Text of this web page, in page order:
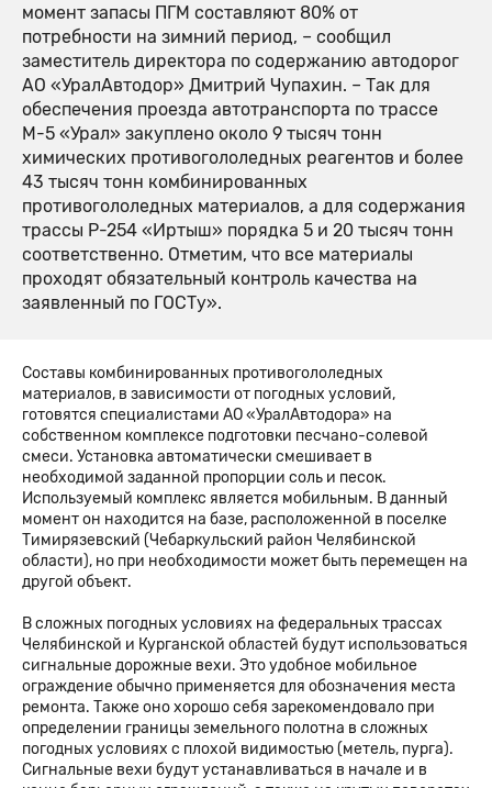
момент запасы ПГМ составляют 80% от
потребности на зимний период, – сообщил
заместитель директора по содержанию автодорог
АО «УралАвтодор» Дмитрий Чупахин. – Так для
обеспечения проезда автотранспорта по трассе
М-5 «Урал» закуплено около 9 тысяч тонн
химических противогололедных реагентов и более
43 тысяч тонн комбинированных
противогололедных материалов, а для содержания
трассы Р-254 «Иртыш» порядка 5 и 20 тысяч тонн
соответственно. Отметим, что все материалы
проходят обязательный контроль качества на
заявленный по ГОСТу».
Составы комбинированных противогололедных
материалов, в зависимости от погодных условий,
готовятся специалистами АО «УралАвтодора» на
собственном комплексе подготовки песчано-солевой
смеси. Установка автоматически смешивает в
необходимой заданной пропорции соль и песок.
Используемый комплекс является мобильным. В данный
момент он находится на базе, расположенной в поселке
Тимирязевский (Чебаркульский район Челябинской
области), но при необходимости может быть перемещен на
другой объект.
В сложных погодных условиях на федеральных трассах
Челябинской и Курганской областей будут использоваться
сигнальные дорожные вехи. Это удобное мобильное
ограждение обычно применяется для обозначения места
ремонта. Также оно хорошо себя зарекомендовало при
определении границы земельного полотна в сложных
погодных условиях с плохой видимостью (метель, пурга).
Сигнальные вехи будут устанавливаться в начале и в